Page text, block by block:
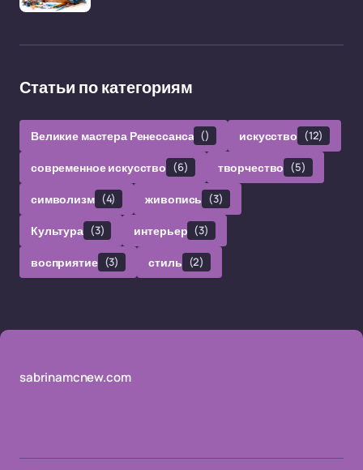
Статьи по категориям
Великие мастера Ренессанса () искусство (12)
современное искусство (6) творчество (5)
символизм (4) живопись (3)
Культура (3) интерьер (3)
восприятие (3) стиль (2)
sabrinamcnew.com